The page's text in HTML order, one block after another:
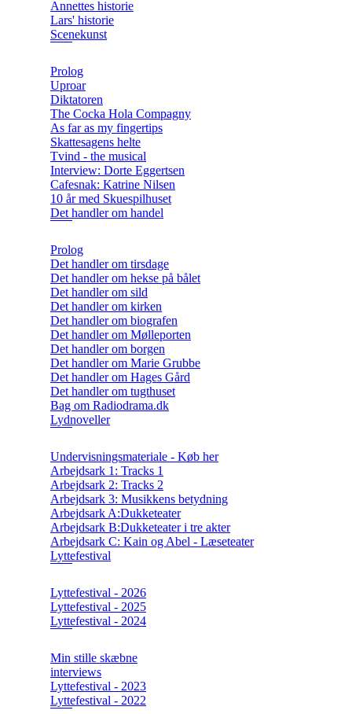
Annettes historie
Lars' historie
Scenekunst
Prolog
Uproar
Diktatoren
The Cocka Hola Compagny
As far as my fingertips
Skattesagens helte
Tvind - the musical
Interview: Dorte Eggertsen
Cafesnak: Katrine Nilsen
10 år med Skuespilhuset
Det handler om handel
Prolog
Det handler om tirsdage
Det handler om hekse på bålet
Det handler om sild
Det handler om kirken
Det handler om biografen
Det handler om Mølleporten
Det handler om borgen
Det handler om Marie Grubbe
Det handler om Hages Gård
Det handler om tugthuset
Bag om Radiodrama.dk
Lydnoveller
Undervisningsmateriale - Køb her
Arbejdsark 1: Tracks 1
Arbejdsark 2: Tracks 2
Arbejdsark 3: Musikkens betydning
Arbejdsark A:Dukketeater
Arbejdsark B:Dukketeater i tre akter
Arbejdsark C: Kain og Abel - Læseteater
Lyttefestival
Lyttefestival - 2026
Lyttefestival - 2025
Lyttefestival - 2024
Min stille skæbne
interviews
Lyttefestival - 2023
Lyttefestival - 2022